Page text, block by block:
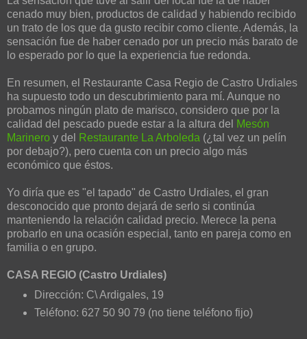
cenado muy bien, productos de calidad y habiendo recibido
un trato de los que da gusto recibir como cliente. Además, la
sensación fue de haber cenado por un precio más barato de
lo esperado por lo que la experiencia fue redonda.
En resumen, el Restaurante Casa Regio de Castro Urdiales
ha supuesto todo un descubrimiento para mí. Aunque no
probamos ningún plato de marisco, considero que por la
calidad del pescado puede estar a la altura del
Mesón
Marinero y del Restaurante La Arboleda (¿tal vez un pelín
por debajo?), pero cuenta con un precio algo más
económico que éstos.
Yo diría que es "el tapado" de Castro Urdiales, el gran
desconocido que pronto dejará de serlo si continúa
manteniendo la relación calidad precio. Merece la pena
probarlo en una ocasión especial, tanto en pareja como en
familia o en grupo.
CASA REGIO (Castro Urdiales)
Dirección: C\ Ardigales, 19
Teléfono: 627 50 90 79 (no tiene teléfono fijo)